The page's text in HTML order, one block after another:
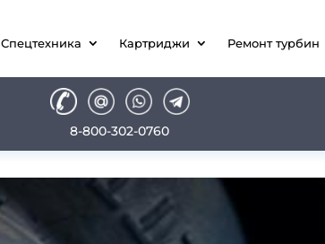
Спецтехника Картриджи Ремонт турбин
8-800-302-0760